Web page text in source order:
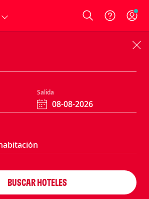
Login
Salida
BUSCAR HOTELES